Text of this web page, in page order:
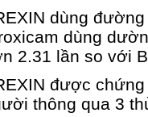
dùng
dùng
2.31 lần so với
được
thông qua 3